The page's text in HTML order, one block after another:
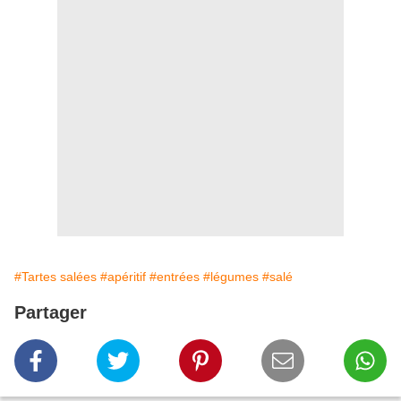
#Tartes salées #apéritif #entrées #légumes #salé
Partager